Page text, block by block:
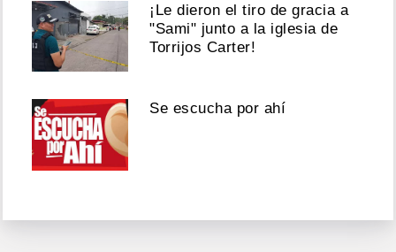
¡Le dieron el tiro de gracia a
"Sami" junto a la iglesia de
Torrijos Carter!
Se escucha por ahí